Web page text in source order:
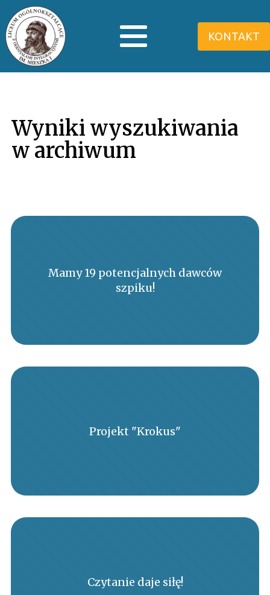
KONTAKT
Wyniki wyszukiwania
w archiwum
Mamy 19 potencjalnych dawców
szpiku!
Projekt "Krokus"
Czytanie daje siłę!